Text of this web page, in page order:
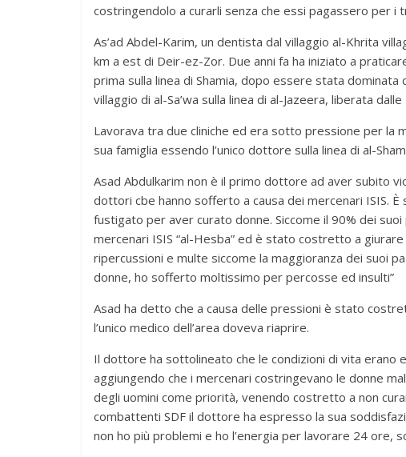
costringendolo a curarli senza che essi pagassero per i
As’ad Abdel-Karim, un dentista dal villaggio al-Khrita
km a est di Deir-ez-Zor. Due anni fa ha iniziato a
prima sulla linea di Shamia, dopo essere stata
villaggio di al-Sa’wa sulla linea di al-Jazeera, liberata
Lavorava tra due cliniche ed era sotto pressione per la
sua famiglia essendo l’unico dottore sulla linea di al-
Asad Abdulkarim non è il primo dottore ad aver subito
dottori cbe hanno sofferto a causa dei mercenari ISIS.
fustigato per aver curato donne. Siccome il 90% dei
mercenari ISIS “al-Hesba” ed è stato costretto a
ripercussioni e multe siccome la maggioranza dei suoi
donne, ho sofferto moltissimo per percosse ed insulti”
Asad ha detto che a causa delle pressioni è stato
l’unico medico dell’area doveva riaprire.
Il dottore ha sottolineato che le condizioni di vita erano
aggiungendo che i mercenari costringevano le donne
degli uomini come priorità, venendo costretto a non
combattenti SDF il dottore ha espresso la sua
non ho più problemi e ho l’energia per lavorare 24 ore,